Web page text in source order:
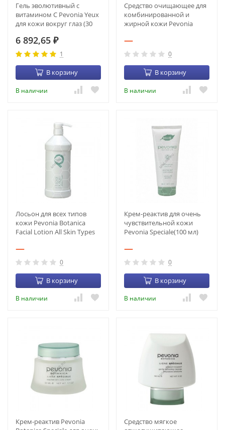
Гель эволютивный с
витамином С Pevonia Yeux
для кожи вокруг глаз (30
6 892,65 ₽
1
В корзину
В наличии
Средство очищающее для
комбинированной и
жирной кожи Pevonia
—
0
В корзину
В наличии
Лосьон для всех типов
кожи Pevonia Botanica
Facial Lotion All Skin Types
—
0
В корзину
В наличии
Крем-реактив для очень
чувствительной кожи
Pevonia Speciale(100 мл)
—
0
В корзину
В наличии
Крем-реактив Pevonia
Средство мягкое